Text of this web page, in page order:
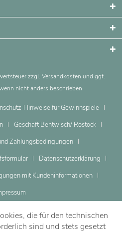
zzgl. Versandkosten und ggf.
nicht anders beschrieben
Hinweise für Gewinnspiele
Geschäft Bentwisch/ Rostock
Zahlungsbedingungen
Datenschutzerklärung
mit Kundeninformationen
die für den technischen
sind und stets gesetzt